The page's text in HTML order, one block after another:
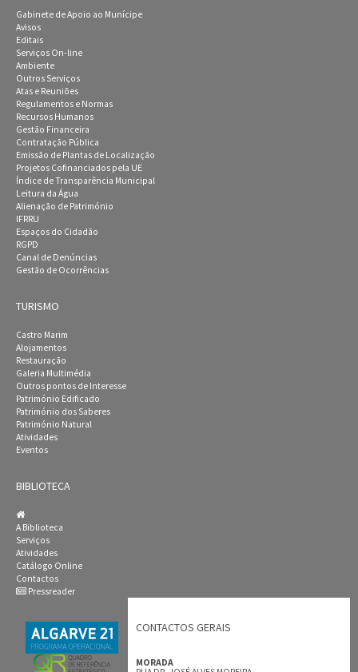
Gabinete de Apoio ao Munícipe
Avisos
Editais
Serviços On-line
Ambiente
Outros Serviços
Atas e Reuniões
Regulamentos e Normas
Recursos Humanos
Gestão Financeira
Contratação Pública
Emissão de Plantas de Localização
Projetos Cofinanciados pela UE
Índice de Transparência Municipal
Leitura da Água
Alienação de Património
IFRRU
Espaços do Cidadão
RGPD
Canal de Denúncias
Gestão de Ocorrências
TURISMO
Castro Marim
Alojamentos
Restauração
Galeria Multimédia
Outros pontos de Interesse
Património Edificado
Património dos Saberes
Património Natural
Atividades
Eventos
BIBLIOTECA
A Biblioteca
Serviços
Atividades
Catálogo Online
Contactos
Pressreader
CONTACTOS GERAIS
MORADA